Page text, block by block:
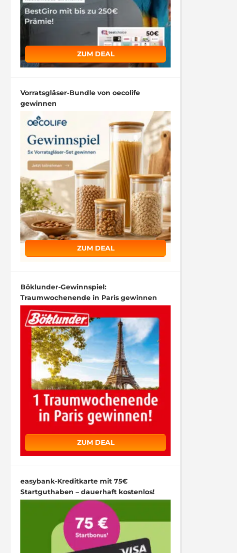
ZUM DEAL
Vorratsgläser-Bundle von oecolife
gewinnen
ZUM DEAL
Böklunder-Gewinnspiel:
Traumwochenende in Paris gewinnen
ZUM DEAL
easybank-Kreditkarte mit 75€
Startguthaben – dauerhaft kostenlos!